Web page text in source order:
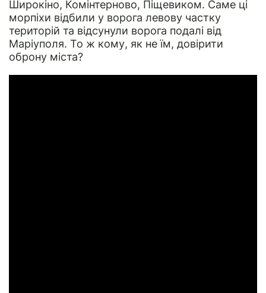
Широкіно, Комінтерново, Піщевиком. Саме ці
морпіхи відбили у ворога левову частку
територій та відсунули ворога подалі від
Маріуполя. То ж кому, як не їм, довірити
оброну міста?